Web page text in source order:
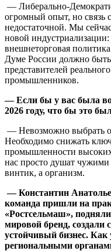
— Либерально-
огромный опыт, но связь
недостаточной. Мы
новой индустриализации:
внешнеторговая
Думе России должно
представителей
промышленников.
— Если бы у вас была
2026 году, что бы это
— Невозможно выбрать
Необходимо снижать
промышленности
нас просто душат
винтик, а организм.
— Константин
команда пришли на
«Ростсельмаш»,
мировой бренд, создали
устойчивый бизнес.
региональными